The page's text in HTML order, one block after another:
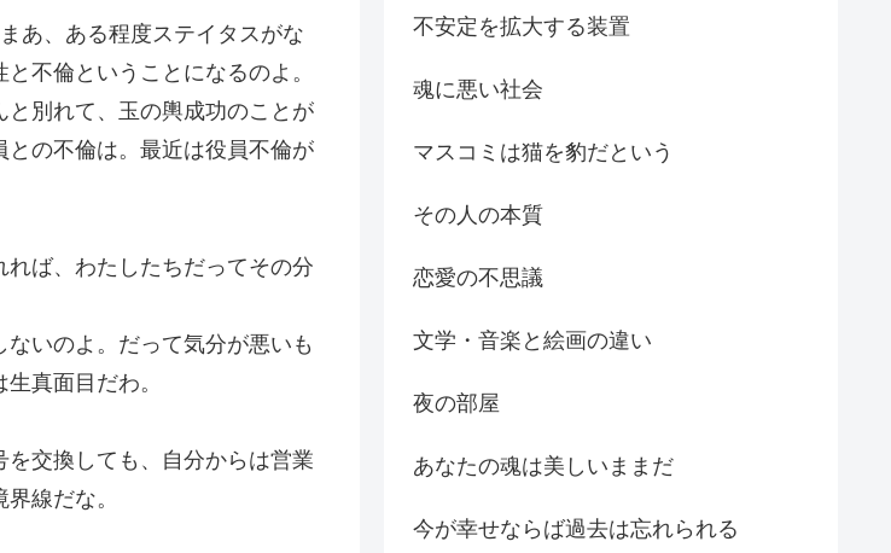
あ、ある程度ステイタスがな
不倫ということになるのよ。
別れて、玉の輿成功のことが
の不倫は。最近は役員不倫が
ば、わたしたちだってその分
いのよ。だって気分が悪いも
真面目だわ。
交換しても、自分からは営業
線だな。
不安定を拡大する装置
魂に悪い社会
マスコミは猫を豹だという
その人の本質
恋愛の不思議
文学・音楽と絵画の違い
夜の部屋
あなたの魂は美しいままだ
今が幸せならば過去は忘れられる